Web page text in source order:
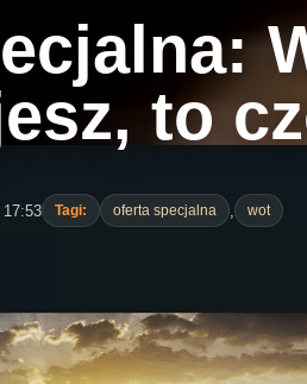
to
Tagi: oferta specjalna , wot